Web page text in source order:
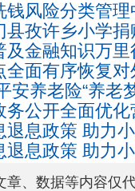
风险分类管
孜许乡小学捐
金融知识万
面有序恢复对
养老险“养老
公开全面优
息政策 助力
息政策 助力
章、数据等内容仅